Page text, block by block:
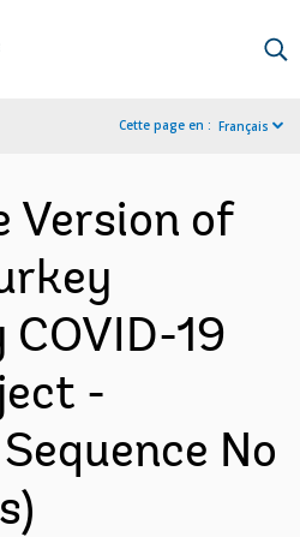
Cette page en : Français
Version of
COVID-19
-
No